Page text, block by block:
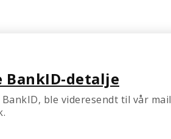
BankID-detalje
ble videresendt til vår